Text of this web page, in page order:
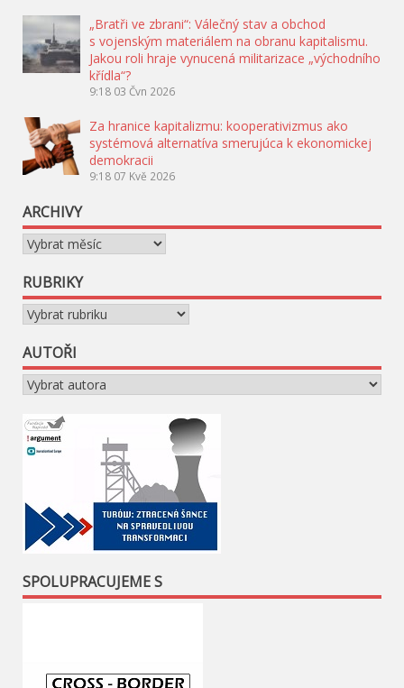
„Bratři ve zbrani“: Válečný stav a obchod
s vojenským materiálem na obranu kapitalismu.
Jakou roli hraje vynucená militarizace „východního
křídla“?
9:18 03 Čvn 2026
Za hranice kapitalizmu: kooperativizmus ako
systémová alternatíva smerujúca k ekonomickej
demokracii
9:18 07 Kvě 2026
ARCHIVY
Archivy
RUBRIKY
Rubriky
AUTOŘI
SPOLUPRACUJEME S